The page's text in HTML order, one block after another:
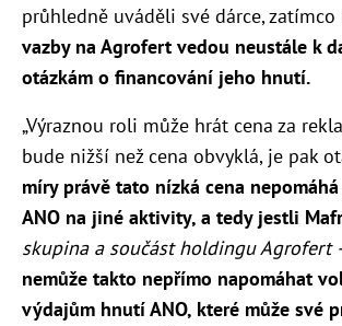
průhledně uváděli své dárce, zatímco
vazby na Agrofert vedou neustále k
otázkám o financování jeho hnutí.
„Výraznou roli může hrát cena za
bude nižší než cena obvyklá, je pak
míry právě tato nízká cena
ANO na jiné aktivity, a tedy jestli
skupina a součást holdingu Agrofert
nemůže takto nepřímo napomáhat
výdajům hnutí ANO, které může své